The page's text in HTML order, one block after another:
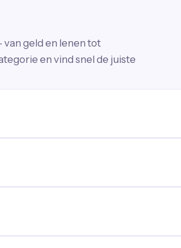
geld en lenen tot
en vind snel de juiste